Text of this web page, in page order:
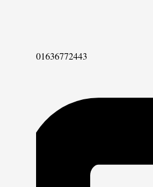
Telefon
01636772443